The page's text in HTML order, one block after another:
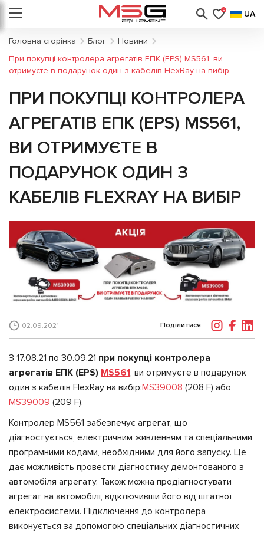
0 UA
Головна сторінка Блог
Новини
При покупці контролера агрегатів ЕПК (EPS) MS561, ви
отримуєте в подарунок один з кабелів FlexRay на вибір
ПРИ ПОКУПЦІ КОНТРОЛЕРА
АГРЕГАТІВ ЕПК (EPS) MS561,
ВИ ОТРИМУЄТЕ В
ПОДАРУНОК ОДИН З
КАБЕЛІВ FLEXRAY НА ВИБІР
02.09.2021 Поділитися
З 17.08.21 по 30.09.21 при покупці контролера
агрегатів ЕПК (EPS) MS561, ви отримуєте в подарунок
один з кабелів FlexRay на вибір:MS39008 (208 F) або
MS39009 (209 F).
Контролер MS561 забезпечує агрегат, що
діагностується, електричним живленням та спеціальними
програмними кодами, необхідними для його запуску. Це
дає можливість провести діагностику демонтованого з
автомобіля агрегату. Також можна продіагностувати
агрегат на автомобілі, відключивши його від штатної
електросистеми. Підключення до контролера
виконується за допомогою спеціальних діагностичних